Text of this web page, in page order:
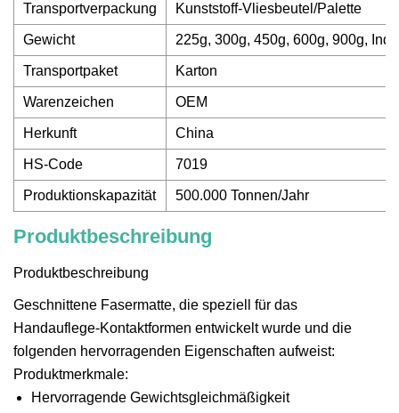
Transportverpackung Kunststoff-Vliesbeutel/Palette
Gewicht 225g, 300g, 450g, 600g, 900g,
Transportpaket Karton
Warenzeichen OEM
Herkunft China
HS-Code 7019
Produktionskapazität 500.000 Tonnen/Jahr
Produktbeschreibung
Produktbeschreibung
Geschnittene Fasermatte, die speziell für das
Handauflege-Kontaktformen entwickelt wurde und die
folgenden hervorragenden Eigenschaften aufweist:
Produktmerkmale:
Hervorragende Gewichtsgleichmäßigkeit